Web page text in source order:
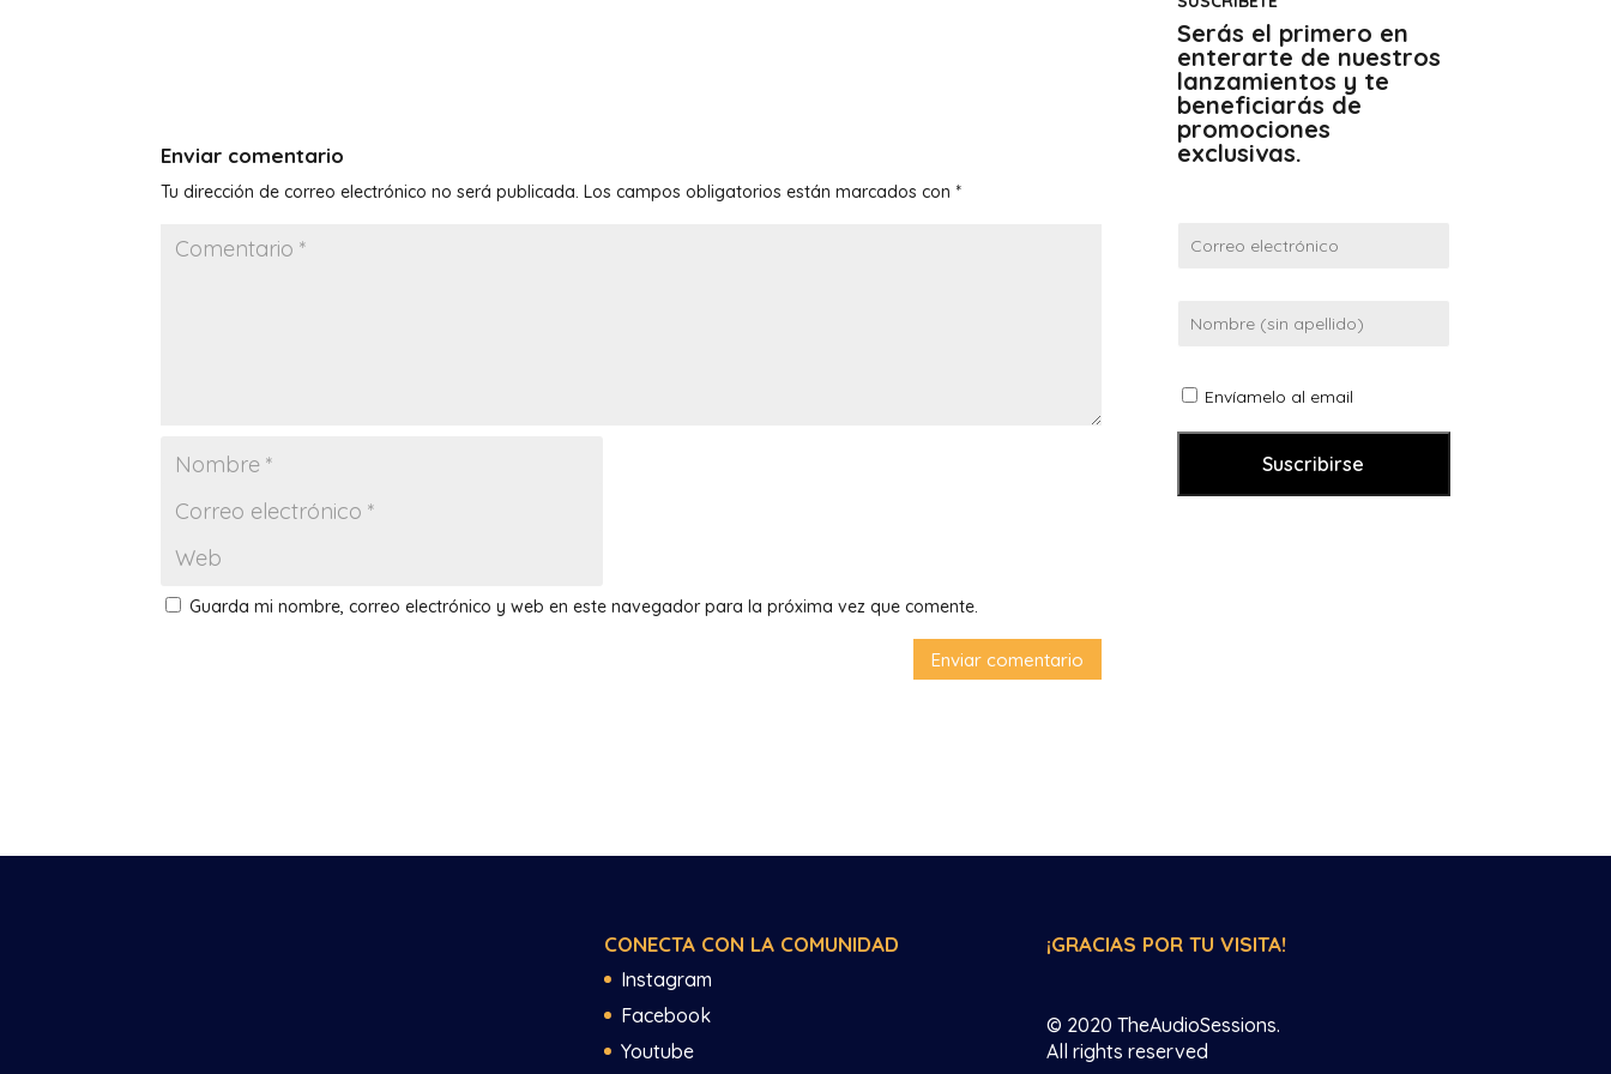
Enviar comentario
Tu dirección de correo electrónico no será publicada. Los campos obligatorios están marcados con *
Guarda mi nombre, correo electrónico y web en este navegador para la próxima vez que comente.
Serás el primero en
enterarte de nuestros
lanzamientos y te
beneficiarás de
promociones
exclusivas.
Envíamelo al email
CONECTA CON LA COMUNIDAD
Instagram
Facebook
Youtube
¡GRACIAS POR TU VISITA!
© 2020 TheAudioSessions.
All rights reserved